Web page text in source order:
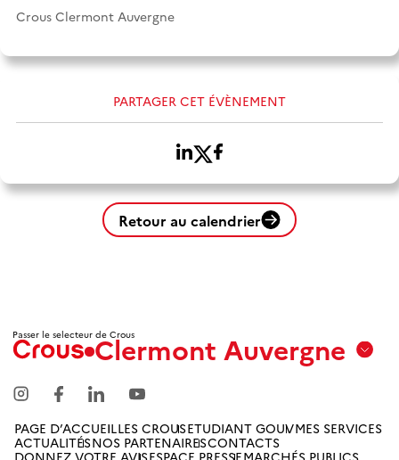
Crous Clermont Auvergne
PARTAGER CET ÉVÈNEMENT
Retour au calendrier
Passer le selecteur de CrousClermont Auvergne
Marseille
PAGE D’ACCUEILLES CROUSETUDIANT GOUVMES SERVICES
ACTUALITÉSNOS PARTENAIRESCONTACTS